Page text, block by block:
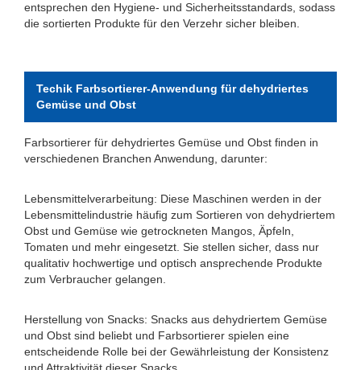
entsprechen den Hygiene- und Sicherheitsstandards, sodass
die sortierten Produkte für den Verzehr sicher bleiben.
Techik Farbsortierer-Anwendung für dehydriertes
Gemüse und Obst
Farbsortierer für dehydriertes Gemüse und Obst finden in
verschiedenen Branchen Anwendung, darunter:
Lebensmittelverarbeitung: Diese Maschinen werden in der
Lebensmittelindustrie häufig zum Sortieren von dehydriertem
Obst und Gemüse wie getrockneten Mangos, Äpfeln,
Tomaten und mehr eingesetzt. Sie stellen sicher, dass nur
qualitativ hochwertige und optisch ansprechende Produkte
zum Verbraucher gelangen.
Herstellung von Snacks: Snacks aus dehydriertem Gemüse
und Obst sind beliebt und Farbsortierer spielen eine
entscheidende Rolle bei der Gewährleistung der Konsistenz